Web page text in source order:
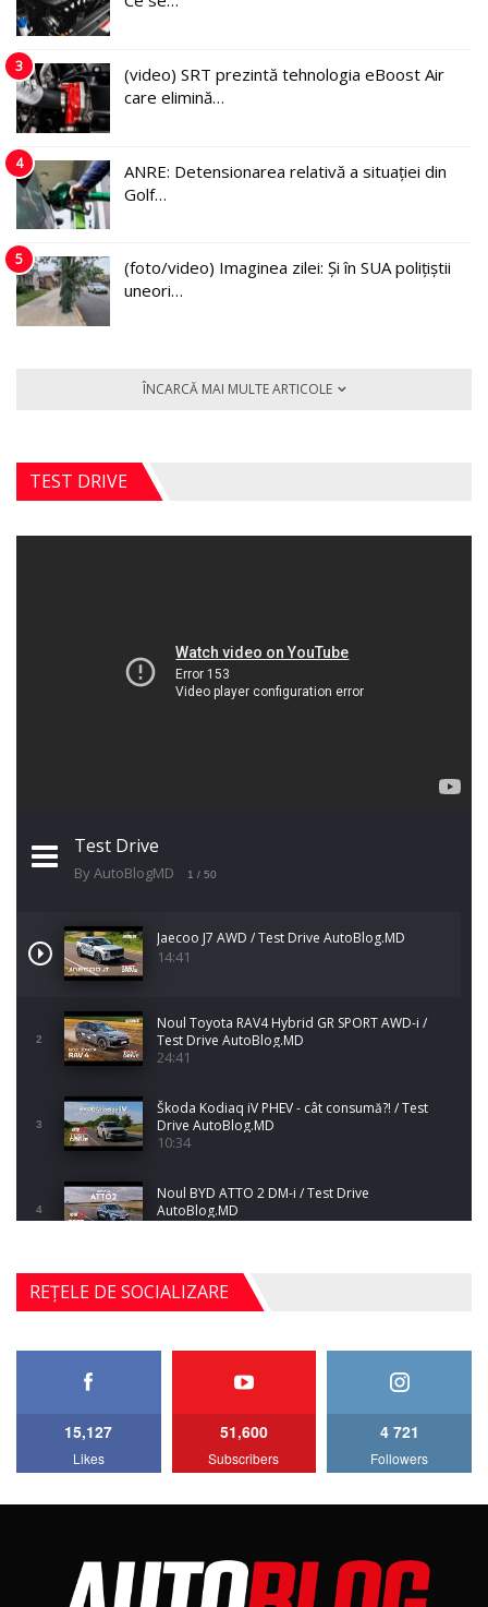
3
(video) SRT prezintă tehnologia eBoost Air
care elimină…
4
ANRE: Detensionarea relativă a situației din
Golf…
5
(foto/video) Imaginea zilei: Și în SUA polițiștii
uneori…
ÎNCARCĂ MAI MULTE ARTICOLE
TEST DRIVE
Test Drive
By AutoBlogMD 1 / 50
Jaecoo J7 AWD / Test Drive AutoBlog.MD
14:41
2
Noul Toyota RAV4 Hybrid GR SPORT AWD-i /
Test Drive AutoBlog.MD
24:41
3
Škoda Kodiaq iV PHEV - cât consumă?! / Test
Drive AutoBlog.MD
10:34
4
Noul BYD ATTO 2 DM-i / Test Drive
AutoBlog.MD
17:35
5
Noul Mercedes-Benz S-Class facelift (S 580
4MATIC V223) / Test Drive AutoBlog.MD
27:33
AutoBlog.MD
15:08
REȚELE DE SOCIALIZARE
15,127
Likes
51,600
Subscribers
4 721
Followers